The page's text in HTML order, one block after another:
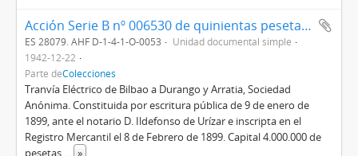
Acción Serie B nº 006530 de quinientas pesetas al portador del Tranvía Eléctrico de Bilbao a Durango y Arratia, Sociedad Anónima
ES 28079. AHF D-1-4-1-O-0053
Unidad documental simple
1942-12-22
Parte deColecciones
Tranvía Eléctrico de Bilbao a Durango y Arratia, Sociedad
Anónima. Constituida por escritura pública de 9 de enero de
1899, ante el notario D. Ildefonso de Urízar e inscripta en el
Registro Mercantil el 8 de Febrero de 1899. Capital 4.000.000 de
pesetas ... »